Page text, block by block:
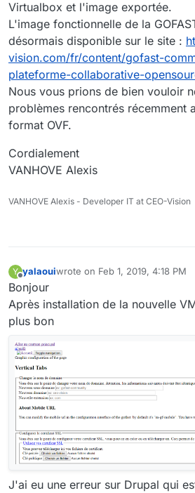
Virtualbox et l'image exportée.
L'image fonctionnelle de la
désormais disponible sur le site :
vision.com/fr/content/gofast-
plateforme-collaborative-
Nous vous prions de bien vouloir
problèmes rencontrés récemment
format OVF.
Cordialement
VANHOVE Alexis
VANHOVE Alexis - Developer IT at CEO-Vision
Y
Offline
yalaouiwrote on Feb 1, 2019, 4:18 PM
last edited by
Bonjour
Après installation de la nouvelle
plus bon
J'ai eu une erreur sur Drupal qui